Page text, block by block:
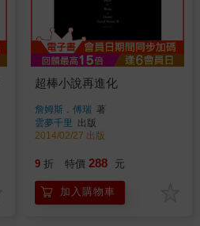
超棒小說再進化
詹姆斯．傅瑞 著
雲夢千里
出版
2014/02/27 出版
9 折 特價 288 元
加入購物車